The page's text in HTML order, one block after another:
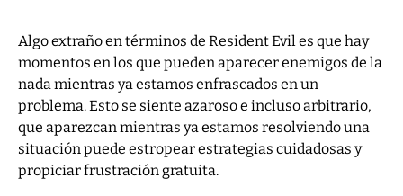
Algo extraño en términos de Resident Evil es que hay
momentos en los que pueden aparecer enemigos de la
nada mientras ya estamos enfrascados en un
problema. Esto se siente azaroso e incluso arbitrario,
que aparezcan mientras ya estamos resolviendo una
situación puede estropear estrategias cuidadosas y
propiciar frustración gratuita.